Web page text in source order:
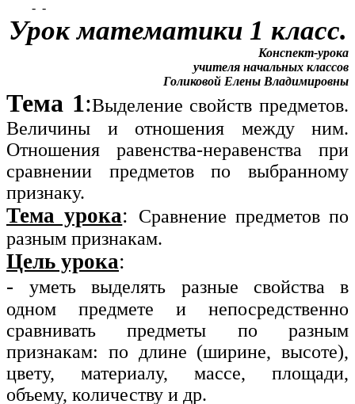
- -
Урок математики 1 класс.
Конспект-урока
учителя начальных классов
Голиковой Елены Владимировны
Тема 1:Выделение свойств предметов.
Величины и отношения между ним.
Отношения равенства-неравенства при
сравнении предметов по выбранному
признаку.
Тема урока:
Сравнение предметов по
разным признакам.
Цель урока:
-уметь выделять разные свойства в
одном предмете и непосредственно
сравнивать предметы по разным
признакам: по длине (ширине, высоте),
цвету, материалу, массе, площади,
объему, количеству и др.